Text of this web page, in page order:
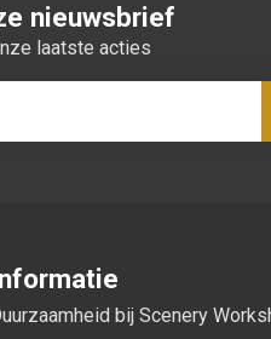
nieuwsbrief
laatste acties
bij Scenery